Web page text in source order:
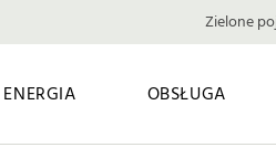
Zielone
ENERGIA OBSŁUGA